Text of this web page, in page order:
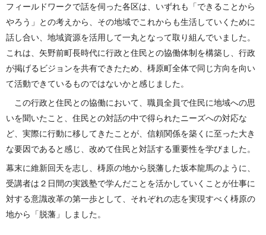
フィールドワークで話を伺った各区は、いずれも「できることから
やろう」との考えから、その地域でこれからも生活していくために
話し合い、地域資源を活用して一丸となって取り組んでいました。
これは、矢野前町長時代に行政と住民との協働体制を構築し、行政
が掲げるビジョンを共有できたため、梼原町全体で同じ方向を向い
て活動できているものではないかと感じました。
この行政と住民との協働において、職員全員で住民に地域への思
いを聞いたこと、住民との対話の中で得られたニーズへの対応な
ど、実際に行動に移してきたことが、信頼関係を築くに至った大き
な要因であると感じ、改めて住民と対話する重要性を学びました。
幕末に維新回天を志し、梼原の地から脱藩した坂本龍馬のように、
受講者は２日間の実践塾で学んだことを活かしていくことが仕事に
対する意識改革の第一歩として、それぞれの志を実現すべく梼原の
地から「脱藩」しました。